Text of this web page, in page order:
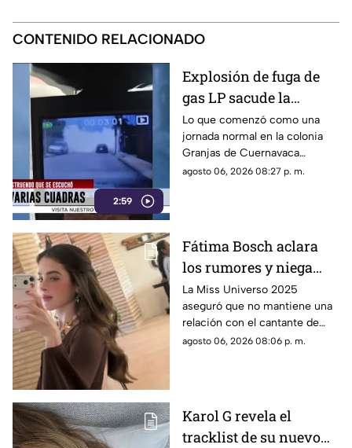
CONTENIDO RELACIONADO
2:59
Explosión de fuga de
gas LP sacude la
colonia Las Granjas
Lo que comenzó como una
jornada normal en la colonia
Granjas de Cuernavaca
terminó en una movilización
agosto 06, 2026 08:27 p. m.
Fátima Bosch aclara
los rumores y niega
tener un romance con
Natanael Cano
La Miss Universo 2025
aseguró que no mantiene una
relación con el cantante de
corridos tumbados.
agosto 06, 2026 08:06 p. m.
Karol G revela el
tracklist de su nuevo